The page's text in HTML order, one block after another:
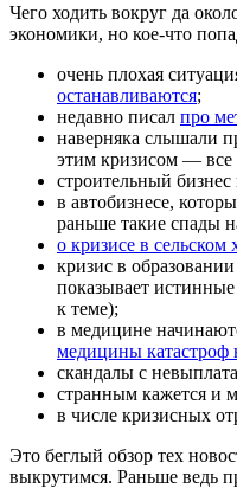
Чего ходить вокруг да
экономики, но кое-что
очень плохая
останавливаются;
недавно писал про
наверняка слышали
этим кризисом — все
строительный бизнес
в автобизнесе,
раньше такие спады
о кризисе в сельском
кризис в
показывает
к теме);
в медицине
медицины катастроф
скандалы с
странным кажется и
в числе кризисных
Это беглый обзор тех
выкрутимся. Раньше ведь